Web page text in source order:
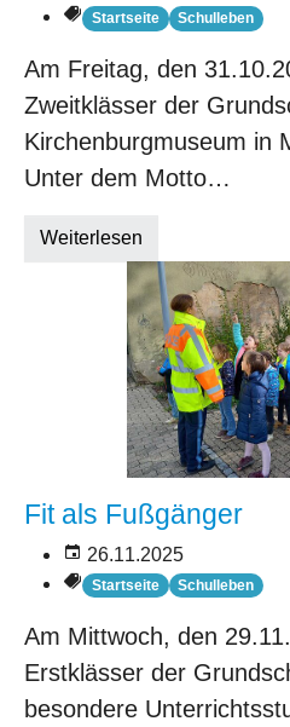
Startseite Schulleben
Am Freitag, den
Zweitklässer der
Kirchenburgmuseum in
Unter dem Motto…
Weiterlesen
Fit als Fußgänger
26.11.2025
Startseite Schulleben
Am Mittwoch, den
Erstklässer der
besondere